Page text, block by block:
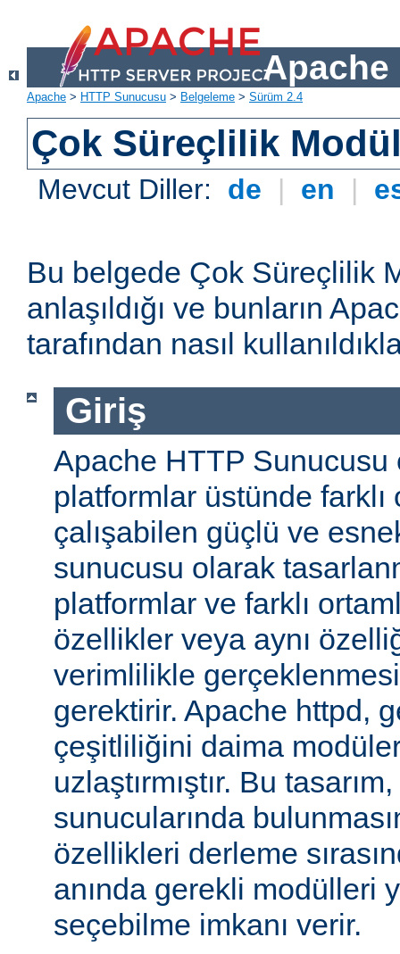
Apache
Apache > HTTP Sunucusu > Belgeleme > Sürüm 2.4
Çok Süreçlilik
Mevcut Diller: de | en |
Bu belgede Çok Süreçlilik
anlaşıldığı ve bunların
tarafından nasıl
Giriş
Apache HTTP Sunucusu
platformlar üstünde farklı
çalışabilen güçlü ve
sunucusu olarak
platformlar ve farklı
özellikler veya aynı
verimlilikle
gerektirir. Apache httpd,
çeşitliliğini daima
uzlaştırmıştır. Bu
sunucularında
özellikleri derleme
anında gerekli modülleri
seçebilme imkanı verir.